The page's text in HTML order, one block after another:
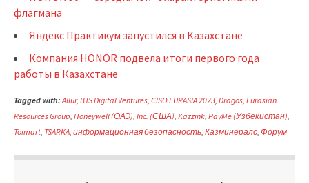
флагмана
Яндекс Практикум запустился в Казахстане
Компания HONOR подвела итоги первого года
работы в Казахстане
Tagged with: Allur, BTS Digital Ventures, CISO EURASIA 2023, Dragos, Eurasian
Resources Group, Honeywell (ОАЭ), Inc. (США), Kazzink, PayMe (Узбекистан),
Toimart, TSARKA, информационная безопасность, Казминералс, Форум